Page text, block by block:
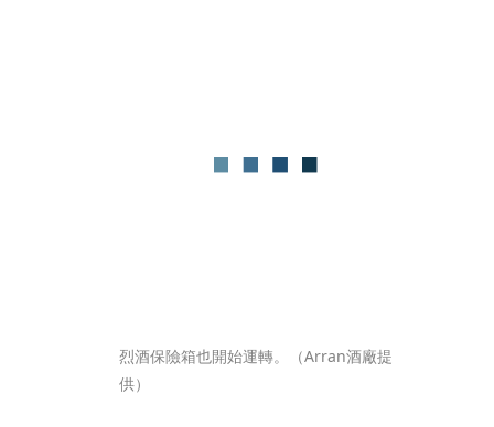
烈酒保險箱也開始運轉。（Arran酒廠提
供）